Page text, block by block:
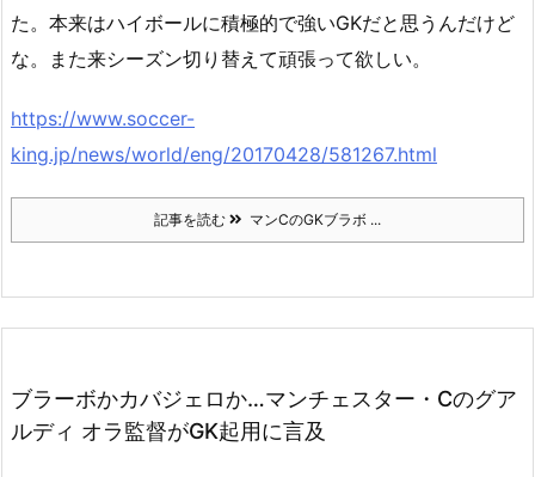
た。本来はハイボールに積極的で強いGKだと思うんだけど
な。また来シーズン切り替えて頑張って欲しい。
https://www.soccer-
king.jp/news/world/eng/20170428/581267.html
記事を読む マンCのGKブラボ ...
ブラーボかカバジェロか…マンチェスター・Cのグア
ルディ オラ監督がGK起用に言及